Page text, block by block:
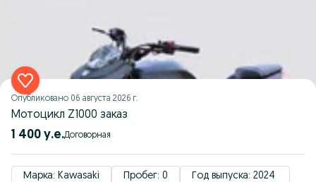
Опубликовано 06 августа 2026 г.
Мотоцикл Z1000 заказ
1 400 у.е. Договорная
Марка: Kawasaki Пробег: 0
Год выпуска: 2024